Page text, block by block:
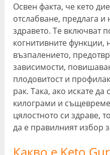
Освен факта, че кето
отслабване, предлага и
здравето. Те включват
когнитивните функции,
възпалението,
зависимости,
плодовитост и
рак. Така, ако искате
килограми и
цялостното си здраве,
да е правилният избор